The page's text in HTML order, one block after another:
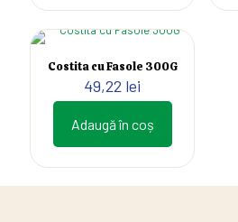
Costita cu Fasole 300G
49,22 lei
Adaugă în coș